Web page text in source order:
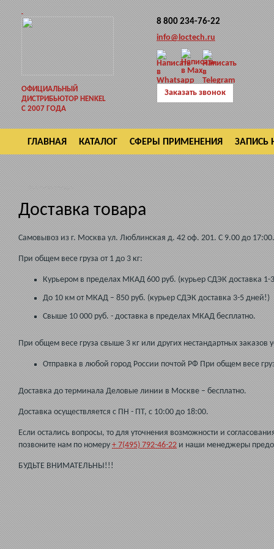
ОФИЦИАЛЬНЫЙ
ДИСТРИБЬЮТОР HENKEL
С 2007 ГОДА
8 800 234-76-22
info@loctech.ru
Заказать звонок
ГЛАВНАЯ КАТАЛОГ СФЕРЫ ПРИМЕНЕНИЯ ЗАПИСЬ
ВОЗВРАТ
Доставка товара
Доставка товара
Самовывоз из г. Москва ул. Люблинская д. 42 оф. 201. С 9.00 до 17:00.
При общем весе груза от 1 до 3 кг:
Курьером в пределах МКАД 600 руб. (курьер СДЭК доставка 1-
До 10 км от МКАД – 850 руб. (курьер СДЭК доставка 3-5 дней!)
Свыше 10 000 руб. - доставка в пределах МКАД бесплатно.
При общем весе груза свыше 3 кг или других нестандартных
Отправка в любой город России почтой РФ При общем весе
Доставка до терминала Деловые линии в Москве – бесплатно.
Доставка осуществляется с ПН - ПТ, с 10:00 до 18:00.
Если остались вопросы, то для уточнения возможности и
позвоните нам по номеру+ 7(495) 792-46-22и наши менеджеры
БУДЬТЕ ВНИМАТЕЛЬНЫ!!!